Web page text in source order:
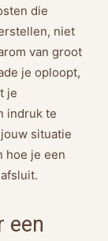
die
niet
van groot
je oploopt,
je
indruk te
situatie
hoe je een
een